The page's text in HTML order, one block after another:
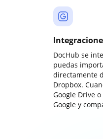
DocHub se
puedas
directamente
Dropbox.
Google Drive
Google y